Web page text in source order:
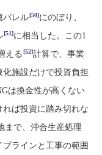
バレル[50]にのぼり、
[51]に相当した。この1
える [52]計算で、事業
施設だけで投資負担
は換金性が高くない
ば投資に踏み切れな
まで、沖合生産処理
ラインと工事の範囲